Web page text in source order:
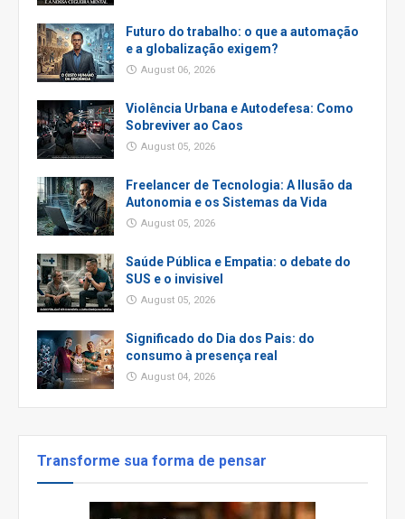
Futuro do trabalho: o que a automação
e a globalização exigem?
August 06, 2026
Violência Urbana e Autodefesa: Como
Sobreviver ao Caos
August 05, 2026
Freelancer de Tecnologia: A Ilusão da
Autonomia e os Sistemas da Vida
August 05, 2026
Saúde Pública e Empatia: o debate do
SUS e o invisivel
August 05, 2026
Significado do Dia dos Pais: do
consumo à presença real
August 04, 2026
Transforme sua forma de pensar